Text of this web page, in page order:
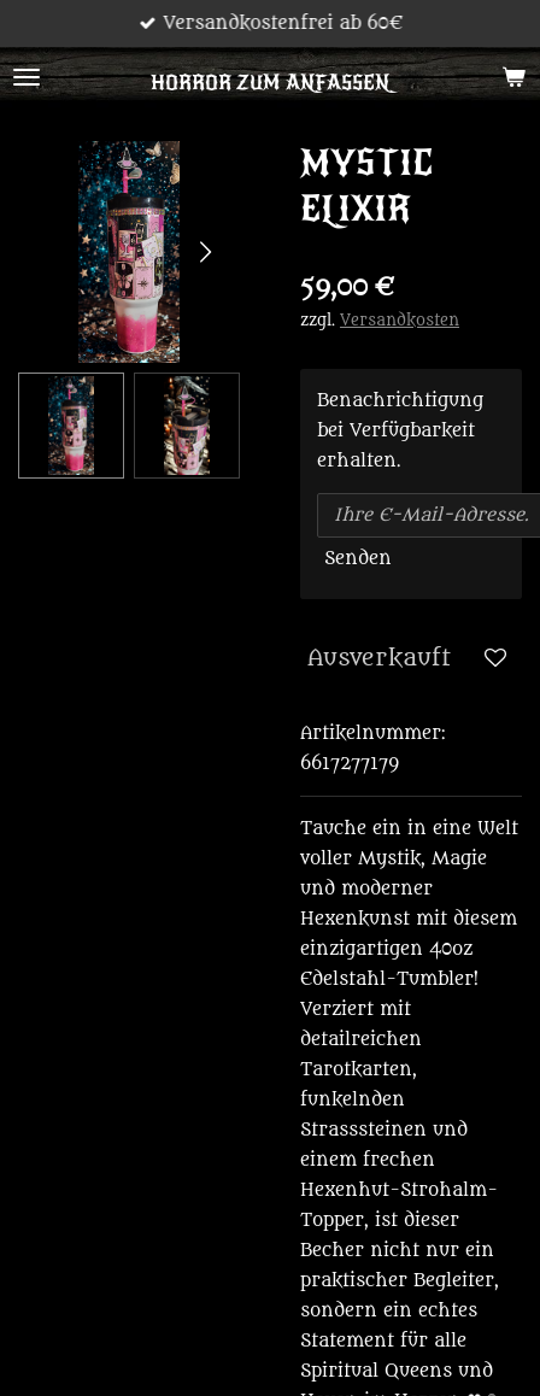
Hauptinhalt
springen
HORROR ZUM ANFASSEN
Versandkostenfrei ab 60€
MYSTIC
ELIXIR
59,00 €
zzgl. Versandkosten
Benachrichtigung
bei Verfügbarkeit
erhalten.
Senden
Ausverkauft
Artikelnummer:
6617277179
Tauche ein in eine Welt
voller Mystik, Magie
und moderner
Hexenkunst mit diesem
einzigartigen 40oz
Edelstahl-Tumbler!
Verziert mit
detailreichen
Tarotkarten,
funkelnden
Strasssteinen und
einem frechen
Hexenhut-Strohalm-
Topper, ist dieser
Becher nicht nur ein
praktischer Begleiter,
sondern ein echtes
Statement für alle
Spiritual Queens und